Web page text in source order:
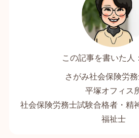
さがみ社会保険労務
平塚オフィス
社会保険労務士試験合格者・精
福祉士